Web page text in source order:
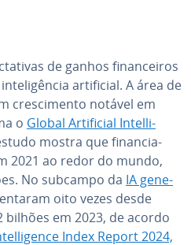
de ganhos fi­nan­cei­ros
ar­ti­fi­cial. A área de
cres­ci­mento notável em
o Global Ar­ti­fi­cial In­tel­li­
mostra que fi­nan­ci­a­
2021 ao redor do mundo,
No subcampo da IA ge­ne­
oito vezes desde
bilhões em 2023, de acordo
Index Report 2024,